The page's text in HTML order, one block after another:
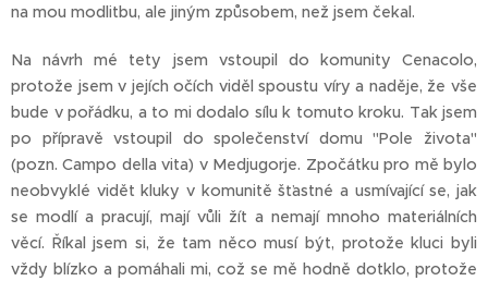
na mou modlitbu, ale jiným způsobem, než jsem čekal.
Na návrh mé tety jsem vstoupil do komunity Cenacolo,
protože jsem v jejích očích viděl spoustu víry a naděje, že vše
bude v pořádku, a to mi dodalo sílu k tomuto kroku. Tak jsem
po přípravě vstoupil do společenství domu "Pole života"
(pozn. Campo della vita) v Medjugorje. Zpočátku pro mě bylo
neobvyklé vidět kluky v komunitě šťastné a usmívající se, jak
se modlí a pracují, mají vůli žít a nemají mnoho materiálních
věcí. Říkal jsem si, že tam něco musí být, protože kluci byli
vždy blízko a pomáhali mi, což se mě hodně dotklo, protože